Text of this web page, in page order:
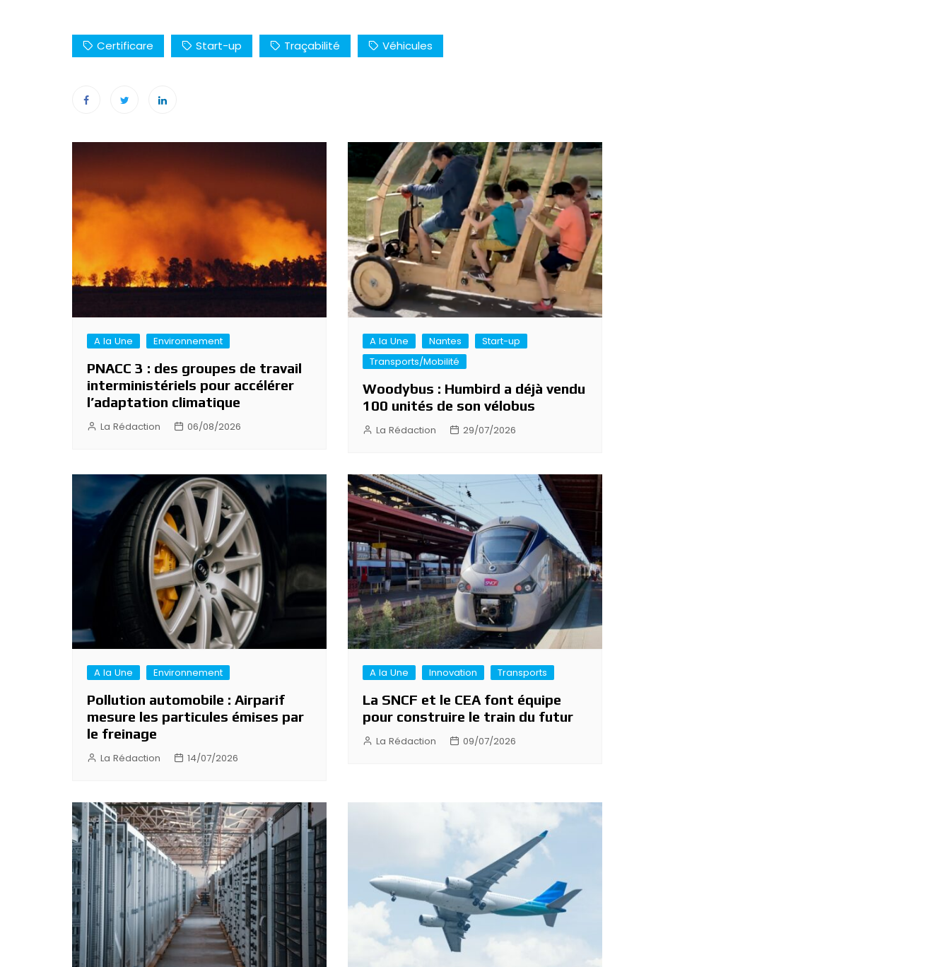
Certificare Start-up Traçabilité Véhicules
de
l’article
A la Une Environnement
PNACC 3 : des groupes de travail
interministériels pour accélérer
l’adaptation climatique
La Rédaction 06/08/2026
A la Une Nantes
Start-up
Transports/Mobilité
Woodybus : Humbird a déjà vendu
100 unités de son vélobus
La Rédaction 29/07/2026
A la Une Environnement
Pollution automobile : Airparif
mesure les particules émises par
le freinage
La Rédaction 14/07/2026
A la Une Innovation Transports
La SNCF et le CEA font équipe
pour construire le train du futur
La Rédaction 09/07/2026